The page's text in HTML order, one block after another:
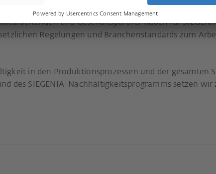
und Geschäftspartner haben für
Regelungen und Branchenstandards zum
in den Produktionsprozessen und der gesamten
des SIEGENIA-Nachhaltigkeitsprogramms setzen